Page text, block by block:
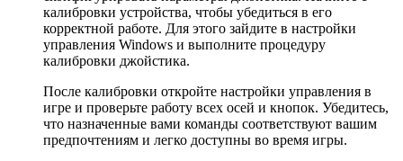
калибровки устройства, чтобы убедиться в его
корректной работе. Для этого зайдите в настройки
управления Windows и выполните процедуру
калибровки джойстика.
После калибровки откройте настройки управления в
игре и проверьте работу всех осей и кнопок. Убедитесь,
что назначенные вами команды соответствуют вашим
предпочтениям и легко доступны во время игры.